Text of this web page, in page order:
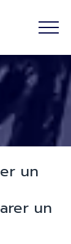
un
un